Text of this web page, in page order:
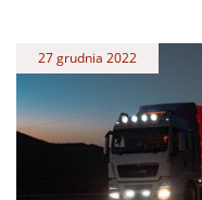
27 grudnia 2022